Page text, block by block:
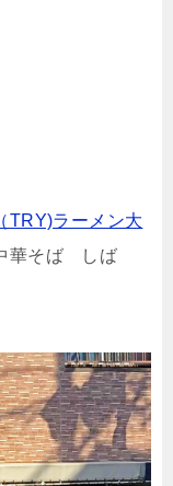
TRY)ラーメン大
華そば しば